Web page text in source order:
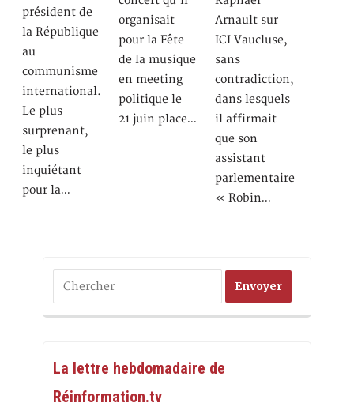
président de
la République
au
communisme
international.
Le plus
surprenant,
le plus
inquiétant
pour la…
organisait
pour la Fête
de la musique
en meeting
politique le
21 juin place…
Arnault sur
ICI Vaucluse,
sans
contradiction,
dans lesquels
il affirmait
que son
assistant
parlementaire
« Robin…
La lettre hebdomadaire de
Réinformation.tv